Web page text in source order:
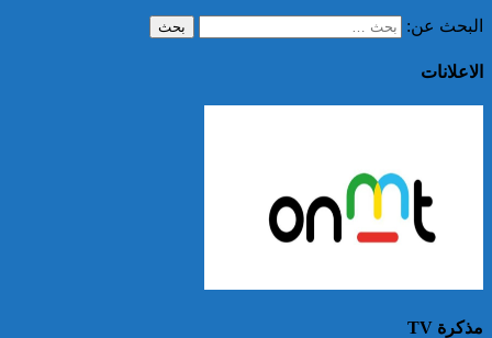
البحث عن:
الاعلانات
مذكرة TV